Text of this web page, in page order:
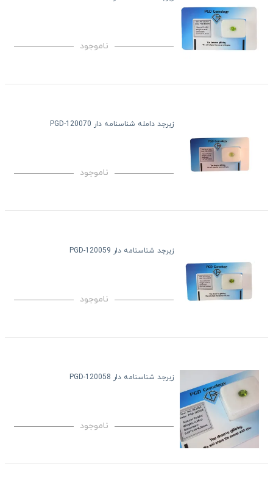
ناموجود
زبرجد دامله شناسنامه دار PGD-120070
ناموجود
زبرجد شناسنامه دار PGD-120059
ناموجود
زبرجد شناسنامه دار PGD-120058
ناموجود